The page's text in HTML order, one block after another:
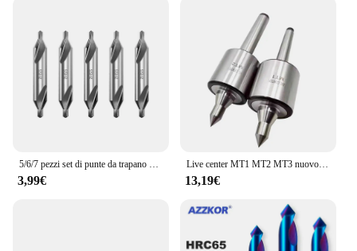
5/6/7 pezzi set di punte da trapano centrali kit di punte da trapano centrali ad angolo di 60 gradi strumenti per svasatura per tornio lavorazione dei metalli 1/1.5/2/2.5/3/4/5
3,99€
Live center MT1 MT2 MT3 nuovo tipo di macchina utensile ditale rotativo punta centrale tornio mobile centro cono cutter fresatrice rotativa
13,19€